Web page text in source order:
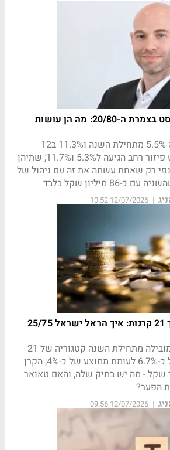
שתי קרנות של אנליסט בצמרת ה-20/80: מה הן עושות
אנליסט 20/80 רשמה 5.5% מתחילת השנה ו11.3% ב12
חודשים, בעוד אנליסט פיזור רחב הגיעה ל5.3% ו11.7%; שתיהן
רק שאחת עשתה את זה עם ניהול של
|
12/07/2026 10:52
במקום הראשון מתוך 21 קרנות: איך הראל ישראל 25/75
הראל ישראל 25/75 מובילה מתחילת השנה קטגוריה של 21
קרנות, עם תשואה של כ-6.7% לעומת ממוצע של כ-4%; הקרן
מיליארד שקל - מה יש בתיק שלה, והאם טאואר
הפער?
|
12/07/2026 09:56